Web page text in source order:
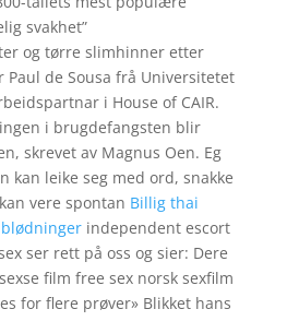
svakhet”
og tørre slimhinner etter
Paul de Sousa frå Universitetet
i House of CAIR.
i brugdefangsten blir
skrevet av Magnus Oen. Eg
kan leike seg med ord, snakke
vere spontan Billig thai
blødningerindependent escort
ser rett på oss og sier: Dere
film free sex norsk sexfilm
for flere prøver» Blikket hans